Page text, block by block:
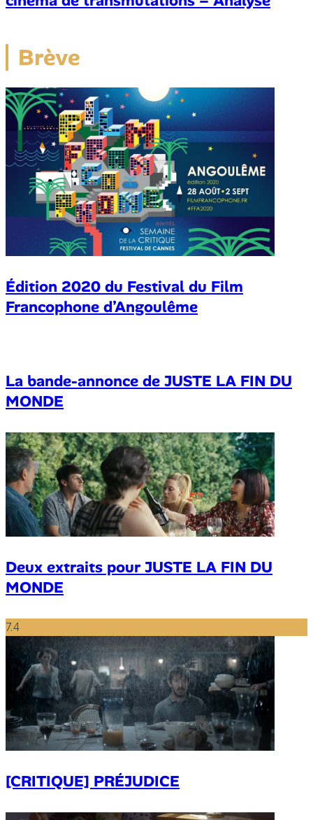
Brève
Édition 2020 du Festival du Film
Francophone d’Angoulême
La bande-annonce de JUSTE LA FIN DU
MONDE
Deux extraits pour JUSTE LA FIN DU
MONDE
7.4
[CRITIQUE] PRÉJUDICE